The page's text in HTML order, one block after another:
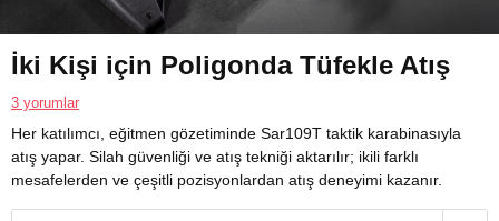
İki Kişi için Poligonda Tüfekle Atış
3 yorumlar
Her katılımcı, eğitmen gözetiminde Sar109T taktik karabinasıyla
atış yapar. Silah güvenliği ve atış tekniği aktarılır; ikili farklı
mesafelerden ve çeşitli pozisyonlardan atış deneyimi kazanır.